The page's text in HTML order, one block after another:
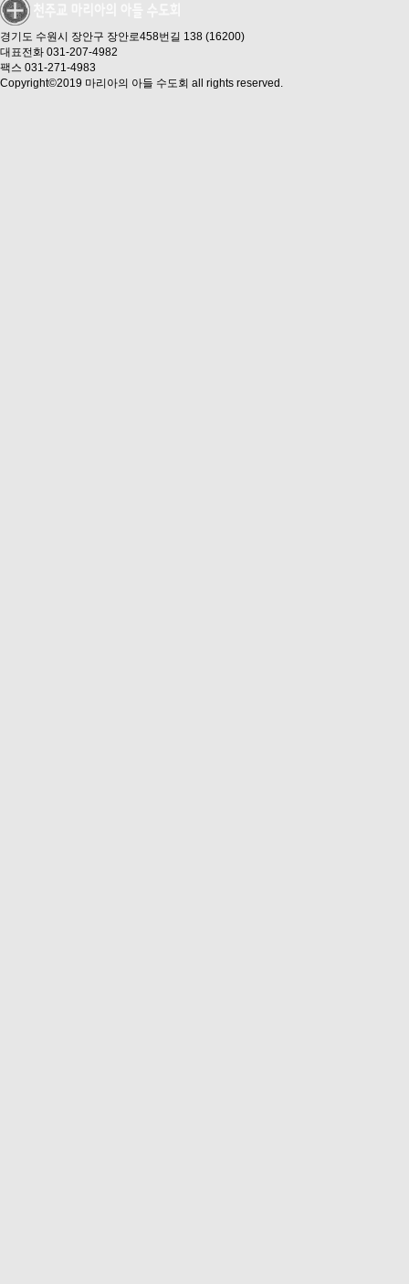
경기도 수원시 장안구 장안로458번길 138 (16200)
대표전화 031-207-4982
팩스 031-271-4983
Copyright©2019 마리아의 아들 수도회 all rights reserved.